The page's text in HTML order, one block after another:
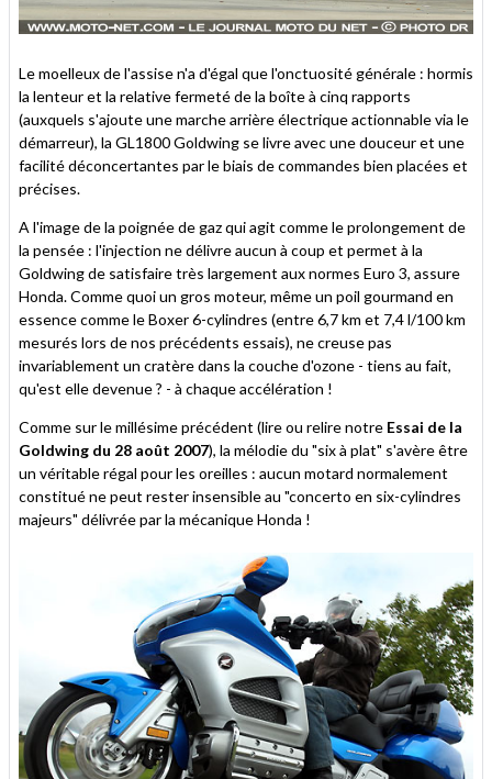
Le moelleux de l'assise n'a d'égal que l'onctuosité générale : hormis
la lenteur et la relative fermeté de la boîte à cinq rapports
(auxquels s'ajoute une marche arrière électrique actionnable via le
démarreur), la GL1800 Goldwing se livre avec une douceur et une
facilité déconcertantes par le biais de commandes bien placées et
précises.
A l'image de la poignée de gaz qui agit comme le prolongement de
la pensée : l'injection ne délivre aucun à coup et permet à la
Goldwing de satisfaire très largement aux normes Euro 3, assure
Honda. Comme quoi un gros moteur, même un poil gourmand en
essence comme le Boxer 6-cylindres (entre 6,7 km et 7,4 l/100 km
mesurés lors de nos précédents essais), ne creuse pas
invariablement un cratère dans la couche d'ozone - tiens au fait,
qu'est elle devenue ? - à chaque accélération !
Comme sur le millésime précédent (lire ou relire notre Essai de la
Goldwing du 28 août 2007), la mélodie du "six à plat" s'avère être
un véritable régal pour les oreilles : aucun motard normalement
constitué ne peut rester insensible au "concerto en six-cylindres
majeurs" délivrée par la mécanique Honda !